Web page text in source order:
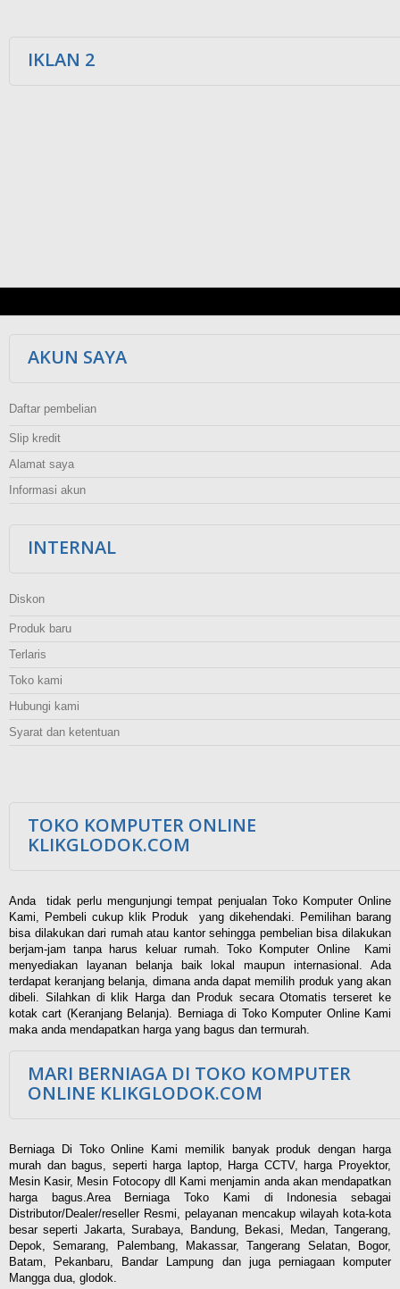
IKLAN 2
AKUN SAYA
Daftar pembelian
Slip kredit
Alamat saya
Informasi akun
INTERNAL
Diskon
Produk baru
Terlaris
Toko kami
Hubungi kami
Syarat dan ketentuan
TOKO KOMPUTER ONLINE
KLIKGLODOK.COM
Anda tidak perlu mengunjungi tempat penjualan Toko Komputer Online
Kami, Pembeli cukup klik Produk yang dikehendaki. Pemilihan barang
bisa dilakukan dari rumah atau kantor sehingga pembelian bisa dilakukan
berjam-jam tanpa harus keluar rumah. Toko Komputer Online Kami
menyediakan layanan belanja baik lokal maupun internasional. Ada
terdapat keranjang belanja, dimana anda dapat memilih produk yang akan
dibeli. Silahkan di klik Harga dan Produk secara Otomatis terseret ke
kotak cart (Keranjang Belanja). Berniaga di Toko Komputer Online Kami
maka anda mendapatkan harga yang bagus dan termurah.
MARI BERNIAGA DI TOKO KOMPUTER
ONLINE KLIKGLODOK.COM
Berniaga Di Toko Online Kami memilik banyak produk dengan harga
murah dan bagus, seperti harga laptop, Harga CCTV, harga Proyektor,
Mesin Kasir, Mesin Fotocopy dll Kami menjamin anda akan mendapatkan
harga bagus.Area Berniaga Toko Kami di Indonesia sebagai
Distributor/Dealer/reseller Resmi, pelayanan mencakup wilayah kota-kota
besar seperti Jakarta, Surabaya, Bandung, Bekasi, Medan, Tangerang,
Depok, Semarang, Palembang, Makassar, Tangerang Selatan, Bogor,
Batam, Pekanbaru, Bandar Lampung dan juga perniagaan komputer
Mangga dua, glodok.